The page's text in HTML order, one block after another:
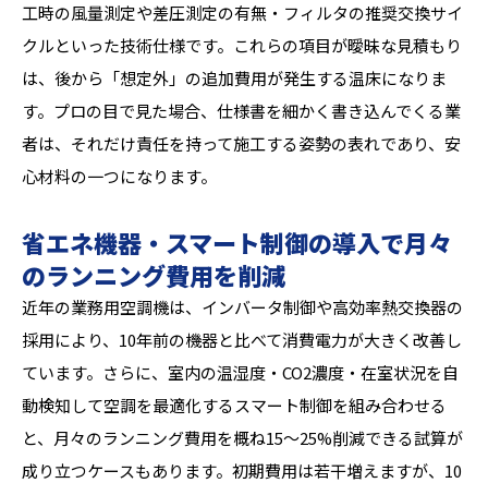
工時の風量測定や差圧測定の有無・フィルタの推奨交換サイ
クルといった技術仕様です。これらの項目が曖昧な見積もり
は、後から「想定外」の追加費用が発生する温床になりま
す。プロの目で見た場合、仕様書を細かく書き込んでくる業
者は、それだけ責任を持って施工する姿勢の表れであり、安
心材料の一つになります。
省エネ機器・スマート制御の導入で月々
のランニング費用を削減
近年の業務用空調機は、インバータ制御や高効率熱交換器の
採用により、10年前の機器と比べて消費電力が大きく改善し
ています。さらに、室内の温湿度・CO2濃度・在室状況を自
動検知して空調を最適化するスマート制御を組み合わせる
と、月々のランニング費用を概ね15〜25%削減できる試算が
成り立つケースもあります。初期費用は若干増えますが、10